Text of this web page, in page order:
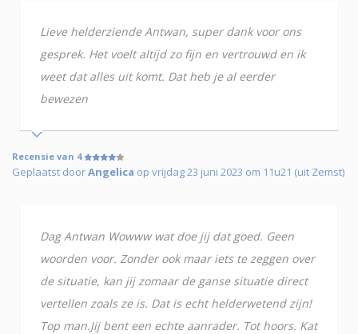
Lieve helderziende Antwan, super dank voor ons
gesprek. Het voelt altijd zo fijn en vertrouwd en ik
weet dat alles uit komt. Dat heb je al eerder
bewezen
Recensie van 4
Geplaatst doorAngelica op vrijdag 23 juni 2023 om 11u21 (uit Zemst)
Dag Antwan Wowww wat doe jij dat goed. Geen
woorden voor. Zonder ook maar iets te zeggen over
de situatie, kan jij zomaar de ganse situatie direct
vertellen zoals ze is. Dat is echt helderwetend zijn!
Top man.Jij bent een echte aanrader. Tot hoors. Kat